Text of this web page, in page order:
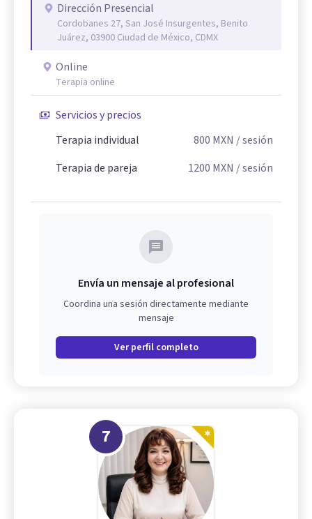
Dirección Presencial
Cordobanes 27, San José Insurgentes, Benito
Juárez, 03900 Ciudad de México, CDMX
Online
Terapia online
Servicios y precios
Terapia individual
800 MXN / sesión
Terapia de pareja
1200 MXN / sesión
Envía un mensaje al profesional
Coordina una sesión directamente mediante
mensaje
Ver perfil completo
7